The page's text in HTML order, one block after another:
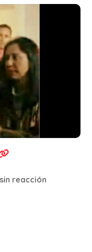
reacción